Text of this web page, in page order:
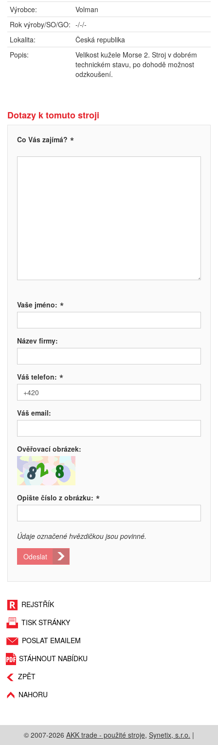
Výrobce:
Volman
Rok výroby/SO/GO: -/-/-
Lokalita:
Česká republika
Popis:
Velikost kužele Morse 2. Stroj v dobrém
technickém stavu, po dohodě možnost
odzkoušení.
Dotazy k tomuto stroji
Co Vás zajímá? *
Vaše jméno: *
Název firmy:
Váš telefon: *
Váš email:
Ověřovací obrázek:
Opište číslo z obrázku: *
Údaje označené hvězdičkou jsou povinné.
Odeslat
REJSTŘÍK
TISK STRÁNKY
POSLAT EMAILEM
STÁHNOUT NABÍDKU
ZPĚT
NAHORU
© 2007-2026 AKK trade - použité stroje, Synetix, s.r.o. |